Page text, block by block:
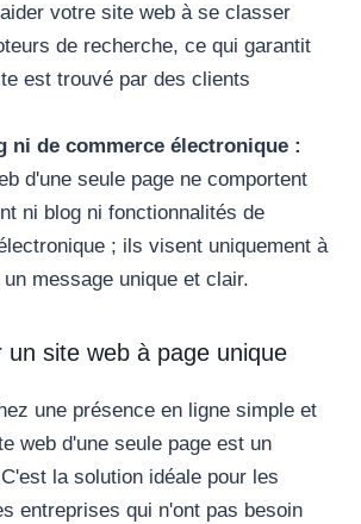
votre site web à se classer
de recherche, ce qui garantit
est trouvé par des clients
ni de commerce électronique :
d'une seule page ne comportent
ni blog ni fonctionnalités de
; ils visent uniquement à
message unique et clair.
un site web à page unique
une présence en ligne simple et
web d'une seule page est un
la solution idéale pour les
entreprises qui n'ont pas besoin